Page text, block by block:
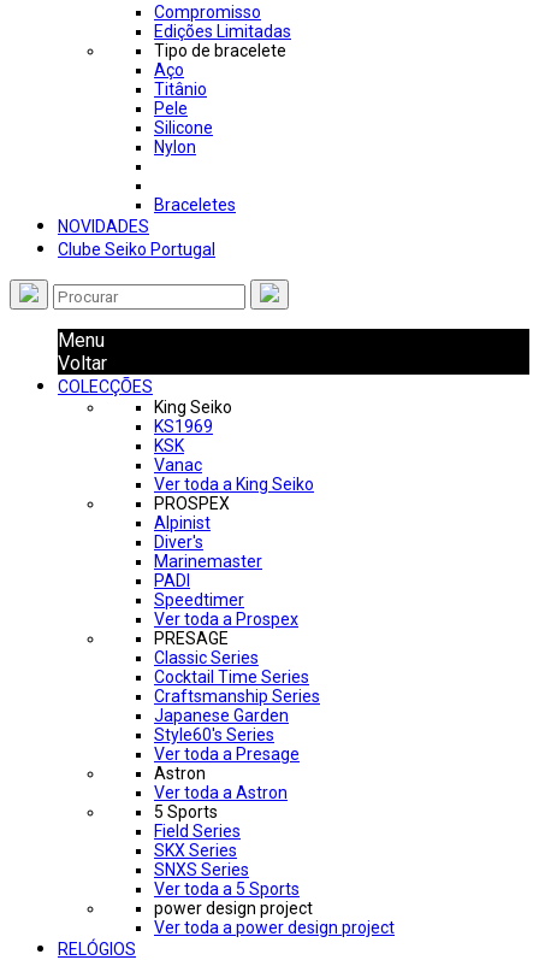
Compromisso
Edições Limitadas
Tipo de bracelete
Aço
Titânio
Pele
Silicone
Nylon
Braceletes
NOVIDADES
Clube Seiko Portugal
Menu
Voltar
COLECÇÕES
King Seiko
KS1969
KSK
Vanac
Ver toda a King Seiko
PROSPEX
Alpinist
Diver's
Marinemaster
PADI
Speedtimer
Ver toda a Prospex
PRESAGE
Classic Series
Cocktail Time Series
Craftsmanship Series
Japanese Garden
Style60's Series
Ver toda a Presage
Astron
Ver toda a Astron
5 Sports
Field Series
SKX Series
SNXS Series
Ver toda a 5 Sports
power design project
Ver toda a power design project
RELÓGIOS